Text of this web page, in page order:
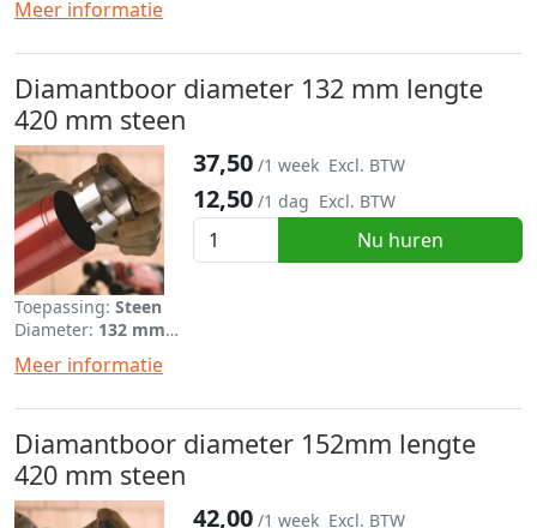
Meer informatie
Diamantboor diameter 132 mm lengte
420 mm steen
12,50 /1 dag Excl. BTW
37,50 /1 week Excl. BTW
Nu huren
Toepassing: Steen
Diameter: 132 mm
Lengte:
420 mm
Meer informatie
Diamantboor diameter 152mm lengte
420 mm steen
42,00 /1 week Excl. BTW